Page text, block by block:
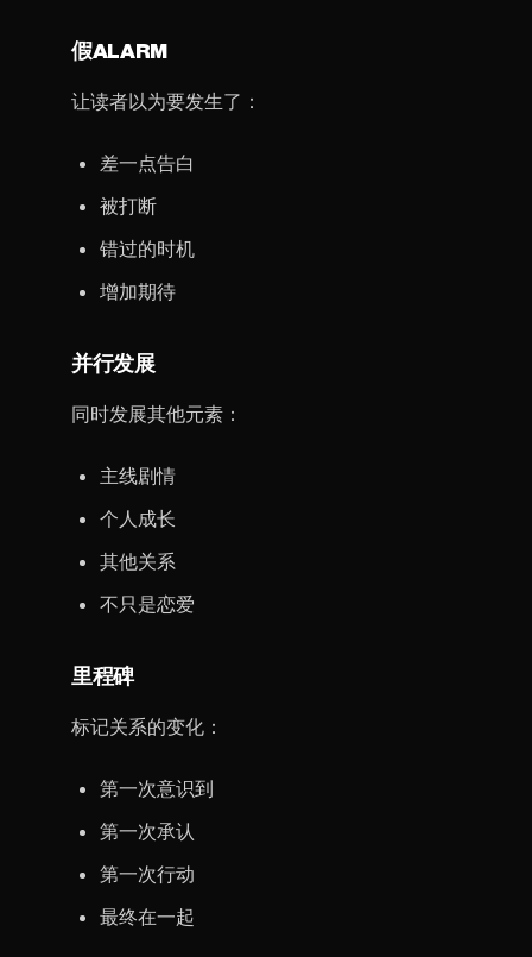
假ALARM
让读者以为要发生了：
差一点告白
被打断
错过的时机
增加期待
并行发展
同时发展其他元素：
主线剧情
个人成长
其他关系
不只是恋爱
里程碑
标记关系的变化：
第一次意识到
第一次承认
第一次行动
最终在一起